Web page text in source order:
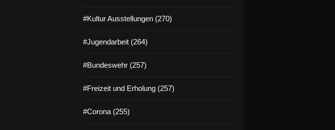
#Kultur Ausstellungen (270)
#Jugendarbeit (264)
#Bundeswehr (257)
#Freizeit und Erholung (257)
#Corona (255)